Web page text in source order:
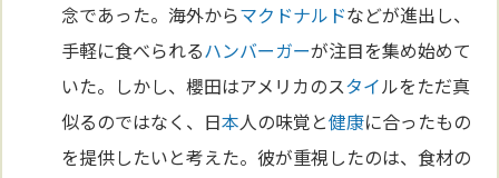
念であった。海外からマクドナルドなどが進出し、
手軽に食べられるハンバーガーが注目を集め始めて
いた。しかし、櫻田はアメリカのスタイルをただ真
似るのではなく、日本人の味覚と健康に合ったもの
を提供したいと考えた。彼が重視したのは、食材の